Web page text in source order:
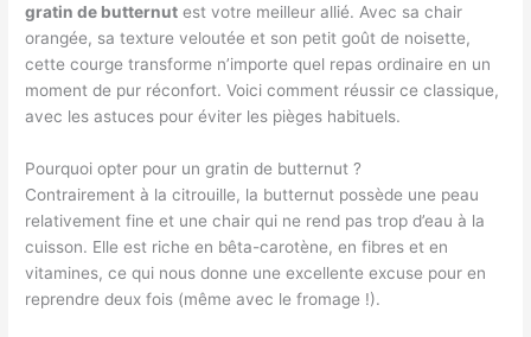
gratin de butternut est votre meilleur allié. Avec sa chair
orangée, sa texture veloutée et son petit goût de noisette,
cette courge transforme n’importe quel repas ordinaire en un
moment de pur réconfort. Voici comment réussir ce classique,
avec les astuces pour éviter les pièges habituels.
Pourquoi opter pour un gratin de butternut ?
Contrairement à la citrouille, la butternut possède une peau
relativement fine et une chair qui ne rend pas trop d’eau à la
cuisson. Elle est riche en bêta-carotène, en fibres et en
vitamines, ce qui nous donne une excellente excuse pour en
reprendre deux fois (même avec le fromage !).